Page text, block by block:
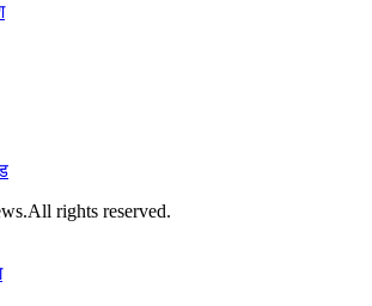
rights reserved.